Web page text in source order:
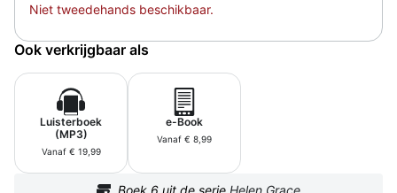
Niet tweedehands beschikbaar.
Ook verkrijgbaar als
Luisterboek
(MP3)
Vanaf € 19,99
e-Book
Vanaf € 8,99
Boek 6 uit de serie Helen Grace